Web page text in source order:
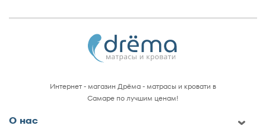
Интернет - магазин Дрёма - матрасы и кровати в
Самаре по лучшим ценам!
О нас